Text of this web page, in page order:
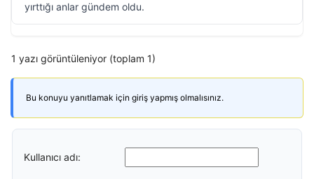
yırttığı anlar gündem oldu.
1 yazı görüntüleniyor (toplam 1)
Bu konuyu yanıtlamak için giriş yapmış olmalısınız.
Kullanıcı adı: